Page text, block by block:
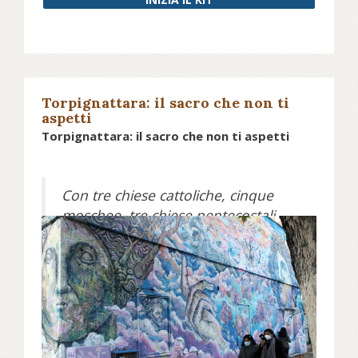
confraternite sufi fiorite in India
Torpignattara: il sacro che non ti
aspetti
Torpignattara: il sacro che non ti aspetti
Con tre chiese cattoliche, cinque
moschee, tre chiese pentecostali,
due templi indù e uno buddhista,
Torpignattara, quartiere a Est di
Roma, rappresenta da tempo un
pluralismo religioso che si è
consolidato anche a livello
nazionale. Un microcosmo che in